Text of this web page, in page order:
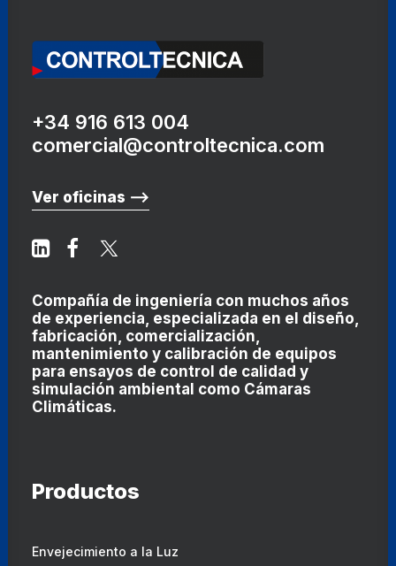
+34 916 613 004
comercial@controltecnica.com
Ver oficinas ⟶
Compañía de ingeniería con muchos años
de experiencia, especializada en el diseño,
fabricación, comercialización,
mantenimiento y calibración de equipos
para ensayos de control de calidad y
simulación ambiental como Cámaras
Climáticas.
Productos
Envejecimiento a la Luz